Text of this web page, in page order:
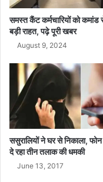
र
कि
ड्स
समस्त कैंट कर्मचारियों को कमांड
बड़ी राहत, पढ़े पूरी खबर
August 9, 2024
ससुरालियों ने घर से निकाला, फोन
दे रहा तीन तलाक की धमकी
June 13, 2017